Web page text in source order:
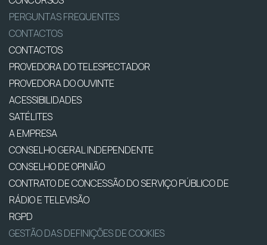
PERGUNTAS FREQUENTES
CONTACTOS
CONTACTOS
PROVEDORA DO TELESPECTADOR
PROVEDORA DO OUVINTE
ACESSIBILIDADES
SATÉLITES
A EMPRESA
CONSELHO GERAL INDEPENDENTE
CONSELHO DE OPINIÃO
CONTRATO DE CONCESSÃO DO SERVIÇO PÚBLICO DE
RÁDIO E TELEVISÃO
RGPD
GESTÃO DAS DEFINIÇÕES DE COOKIES